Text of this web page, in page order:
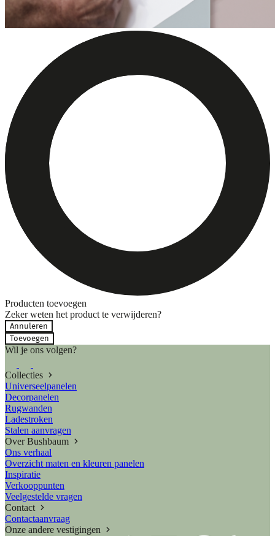
Producten toevoegen
Zeker weten het product te verwijderen?
Annuleren
Toevoegen
Wil je ons volgen?
Collecties
Universeelpanelen
Decorpanelen
Rugwanden
Ladestroken
Stalen aanvragen
Over Bushbaum
Ons verhaal
Overzicht maten en kleuren panelen
Inspiratie
Verkooppunten
Veelgestelde vragen
Contact
Contactaanvraag
Onze andere vestigingen